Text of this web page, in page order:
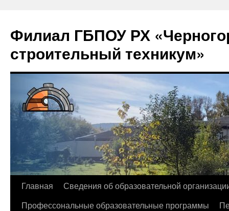
Филиал ГБПОУ РХ
строительный техникум»
Перейти
Главная
Сведения об образовательной
Профессональные образовательные программы